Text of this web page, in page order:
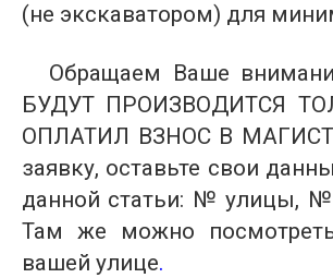
(не экскаватором) для
Обращаем Ваше
БУДУТ ПРОИЗВОДИТСЯ
ОПЛАТИЛ ВЗНОС В
заявку, оставьте свои
данной статьи: № улицы,
Там же можно посмотреть
вашей улице.